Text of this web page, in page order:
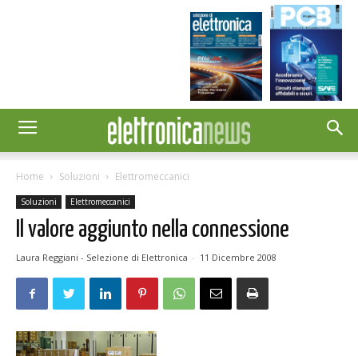
Home Soluzioni Elettromeccanici
Soluzioni Elettromeccanici
Il valore aggiunto nella connessione
Laura Reggiani - Selezione di Elettronica - 11 Dicembre 2008